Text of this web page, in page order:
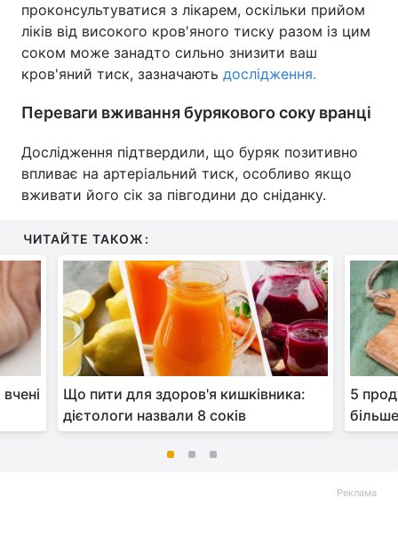
проконсультуватися з лікарем, оскільки прийом
ліків від високого кров'яного тиску разом із цим
соком може занадто сильно знизити ваш
кров'яний тиск, зазначають дослідження.
Переваги вживання бурякового соку вранці
Дослідження підтвердили, що буряк позитивно
впливає на артеріальний тиск, особливо якщо
вживати його сік за півгодини до сніданку.
ЧИТАЙТЕ ТАКОЖ:
Що пити для здоров'я кишківника:
дієтологи назвали 8 соків
5
Реклама